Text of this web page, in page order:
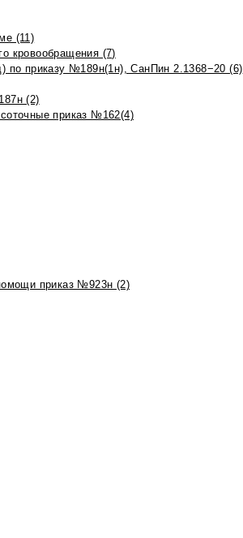
(11)
кровообращения (7)
по приказу №189н(1н), СанПин 2.1368−20 (6)
(2)
приказ №162(4)
приказ №923н (2)